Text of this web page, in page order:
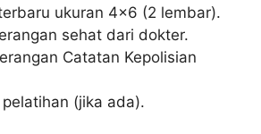
ukuran 4×6 (2 lembar).
sehat dari dokter.
Catatan Kepolisian
(jika ada).